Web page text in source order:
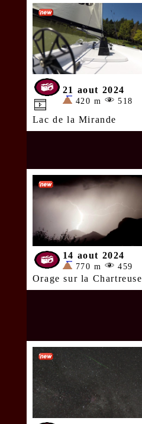
21 aout 2024
420 m 518
Lac de la Mirande
14 aout 2024
770 m 459
Orage sur la Chartreuse